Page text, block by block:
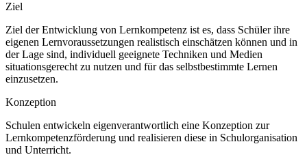
Ziel
Ziel der Entwicklung von Lernkompetenz ist es, dass Schüler ihre
eigenen Lernvoraussetzungen realistisch einschätzen können und in
der Lage sind, individuell geeignete Techniken und Medien
situationsgerecht zu nutzen und für das selbstbestimmte Lernen
einzusetzen.
Konzeption
Schulen entwickeln eigenverantwortlich eine Konzeption zur
Lernkompetenzförderung und realisieren diese in Schulorganisation
und Unterricht.